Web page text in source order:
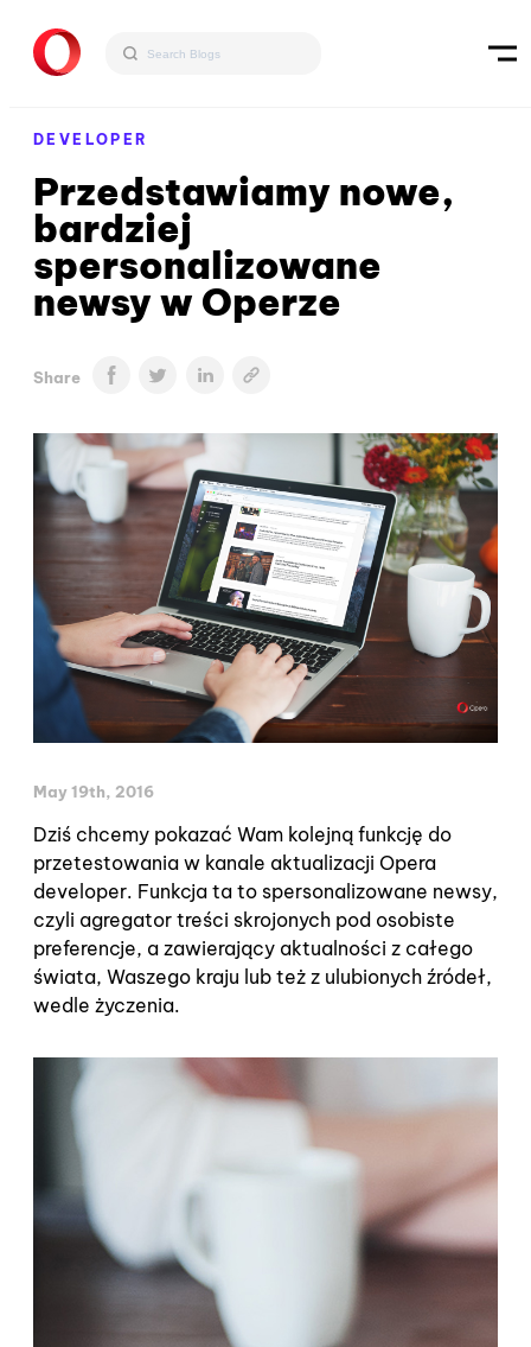
DEVELOPER
Przedstawiamy nowe,
bardziej
spersonalizowane
newsy w Operze
Share
May 19th, 2016
Dziś chcemy pokazać Wam kolejną funkcję do
przetestowania w kanale aktualizacji Opera
developer. Funkcja ta to spersonalizowane newsy,
czyli agregator treści skrojonych pod osobiste
preferencje, a zawierający aktualności z całego
świata, Waszego kraju lub też z ulubionych źródeł,
wedle życzenia.